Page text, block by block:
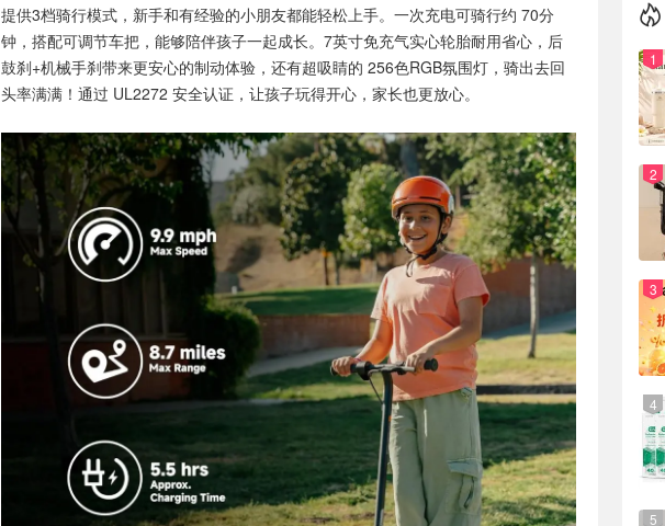
提供3档骑行模式，新手和有经验的小朋友都能轻松上手。一次充电可骑行约 70分
钟，搭配可调节车把，能够陪伴孩子一起成长。7英寸免充气实心轮胎耐用省心，后
鼓刹+机械手刹带来更安心的制动体验，还有超吸睛的 256色RGB氛围灯，骑出去回
头率满满！通过 UL2272 安全认证，让孩子玩得开心，家长也更放心。